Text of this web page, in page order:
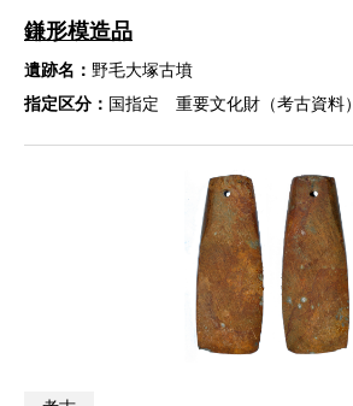
鎌形模造品
遺跡名： 野毛大塚古墳
指定区分： 国指定 重要文化財（考古資料）